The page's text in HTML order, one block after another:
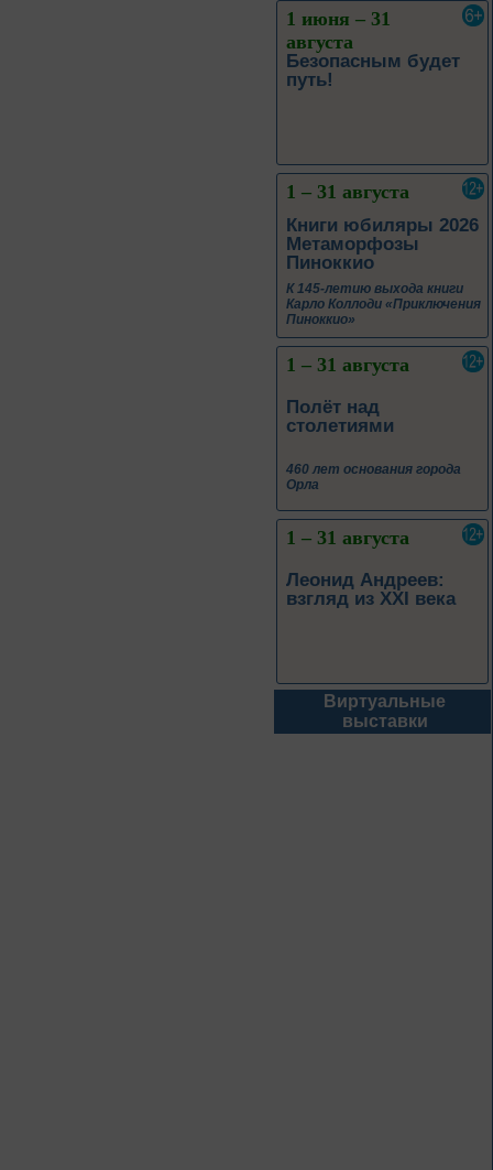
1 июня – 31
августа
Безопасным будет
путь!
1 – 31 августа
Книги юбиляры 2026
Метаморфозы
Пиноккио
К 145-летию выхода книги
Карло Коллоди «Приключения
Пиноккио»
1 – 31 августа
Полёт над
столетиями
460 лет основания города
Орла
1 – 31 августа
Леонид Андреев:
взгляд из XXI века
1 – 31 августа
Виртуальные
выставки